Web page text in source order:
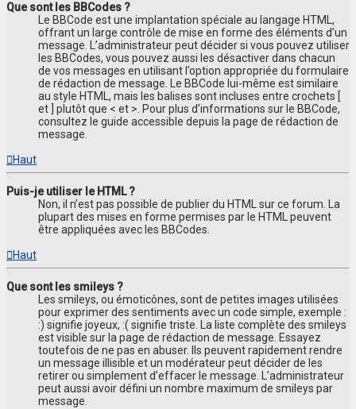
Que sont les BBCodes ?
Le BBCode est une implantation spéciale au langage HTML,
offrant un large contrôle de mise en forme des éléments d’un
message. L’administrateur peut décider si vous pouvez utiliser
les BBCodes, vous pouvez aussi les désactiver dans chacun
de vos messages en utilisant l’option appropriée du formulaire
de rédaction de message. Le BBCode lui-même est similaire
au style HTML, mais les balises sont incluses entre crochets [
et ] plutôt que < et >. Pour plus d’informations sur le BBCode,
consultez le guide accessible depuis la page de rédaction de
message.
Haut
Puis-je utiliser le HTML ?
Non, il n’est pas possible de publier du HTML sur ce forum. La
plupart des mises en forme permises par le HTML peuvent
être appliquées avec les BBCodes.
Haut
Que sont les smileys ?
Les smileys, ou émoticônes, sont de petites images utilisées
pour exprimer des sentiments avec un code simple, exemple :
:) signifie joyeux, :( signifie triste. La liste complète des smileys
est visible sur la page de rédaction de message. Essayez
toutefois de ne pas en abuser. Ils peuvent rapidement rendre
un message illisible et un modérateur peut décider de les
retirer ou simplement d’effacer le message. L’administrateur
peut aussi avoir défini un nombre maximum de smileys par
message.